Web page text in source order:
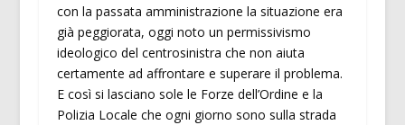
con la passata amministrazione la situazione era
già peggiorata, oggi noto un permissivismo
ideologico del centrosinistra che non aiuta
certamente ad affrontare e superare il problema.
E così si lasciano sole le Forze dell’Ordine e la
Polizia Locale che ogni giorno sono sulla strada